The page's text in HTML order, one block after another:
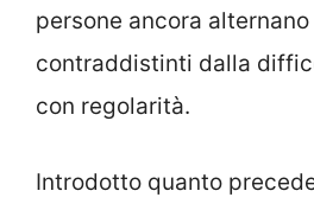
persone ancora
contraddistinti dalla
con regolarità.
Introdotto quanto